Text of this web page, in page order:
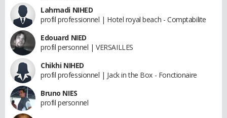
Lahmadi NIHED
profil professionnel | Hotel royal beach - Comptabilite
Edouard NIED
profil personnel | VERSAILLES
Chikhi NIHED
profil professionnel | Jack in the Box - Fonctionaire
Bruno NIES
profil personnel